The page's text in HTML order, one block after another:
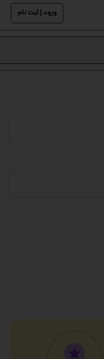
ورود | ثبت نام